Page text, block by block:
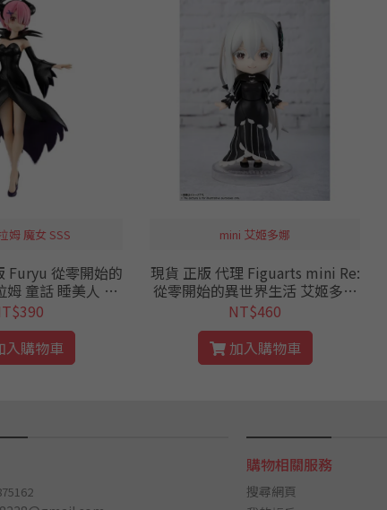
Furyu 拉姆 魔女 SSS
Furyu 從零開始的
姆 童話 睡美人 公
魔女 牛角 從
RE0
入購物車
mini 艾姬多娜
現貨 正版 代理 Figuarts mini Re:
從零開始的異世界生活 艾姬多娜
公仔 從零 RE0 強欲魔女
NT$460
加入購物車
購物相關服務
搜尋網頁